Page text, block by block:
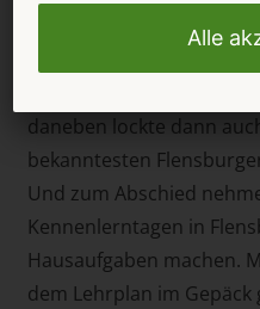
für diese Jahrhunderte
daneben lockte dann
bekanntesten
Und zum Abschied
Kennenlerntagen in
Hausaufgaben machen.
dem Lehrplan im